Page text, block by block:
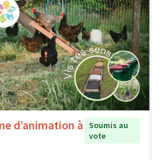
d’animation à
Soumis au
vote